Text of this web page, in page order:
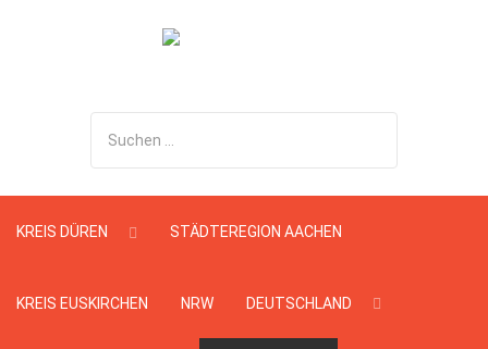
KREIS DÜREN STÄDTEREGION AACHEN
KREIS EUSKIRCHEN NRW DEUTSCHLAND